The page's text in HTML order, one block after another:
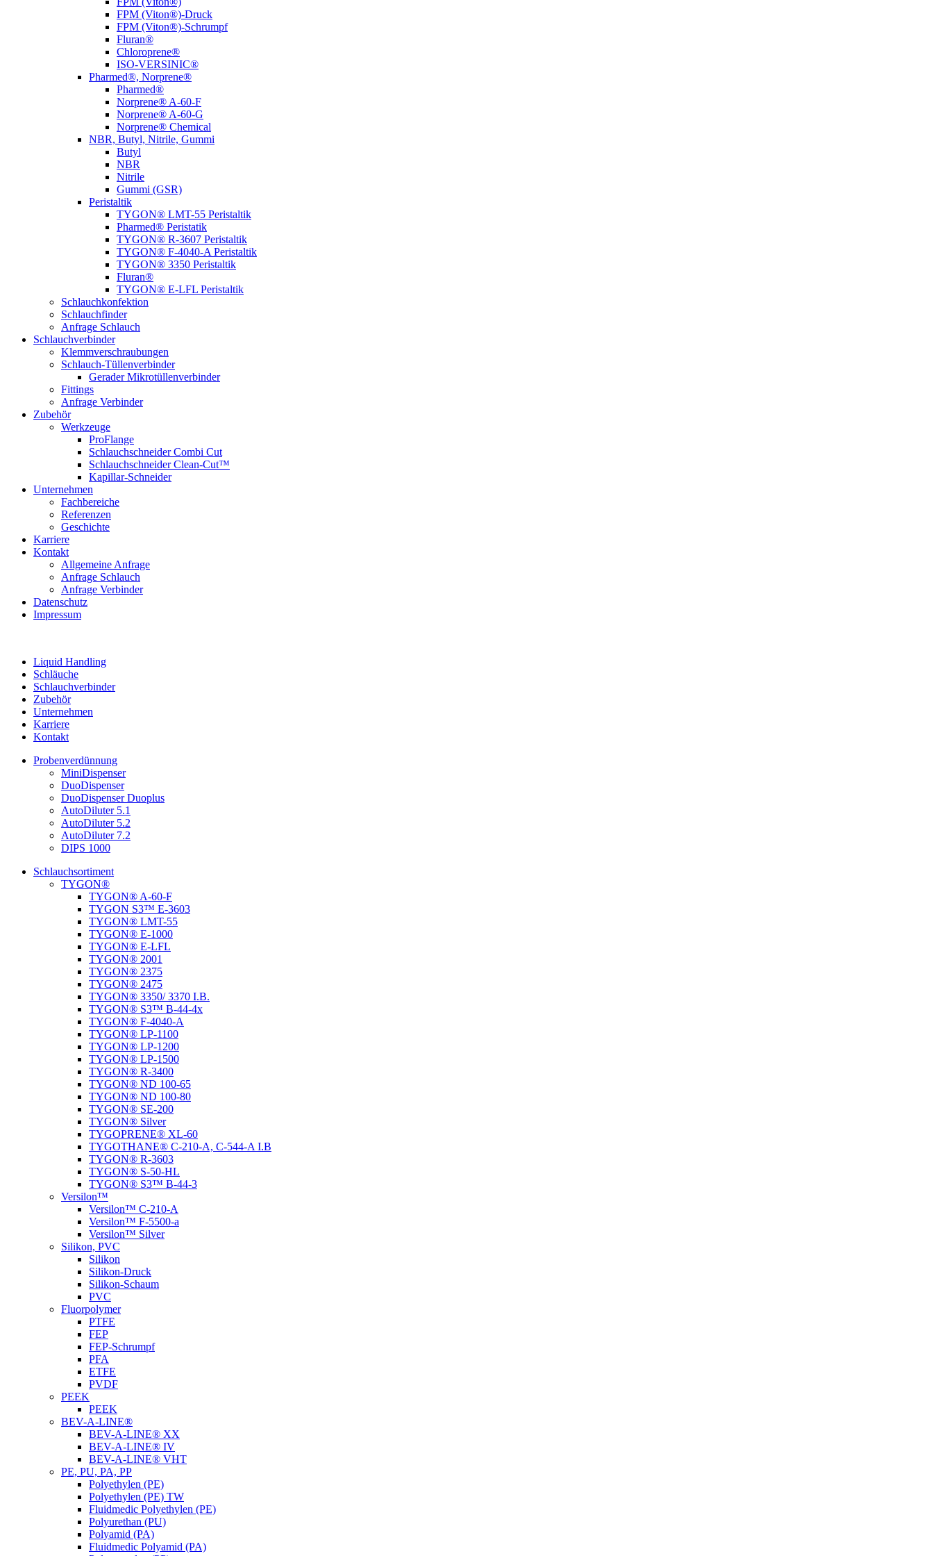
FPM (Viton®)-Druck
FPM (Viton®)-Schrumpf
Fluran®
Chloroprene®
ISO-VERSINIC®
Pharmed®, Norprene®
Pharmed®
Norprene® A-60-F
Norprene® A-60-G
Norprene® Chemical
NBR, Butyl, Nitrile, Gummi
Butyl
NBR
Nitrile
Gummi (GSR)
Peristaltik
TYGON® LMT-55 Peristaltik
Pharmed® Peristatik
TYGON® R-3607 Peristaltik
TYGON® F-4040-A Peristaltik
TYGON® 3350 Peristaltik
Fluran®
TYGON® E-LFL Peristaltik
Schlauchkonfektion
Schlauchfinder
Anfrage Schlauch
Schlauchverbinder
Klemmverschraubungen
Schlauch-Tüllenverbinder
Gerader Mikrotüllenverbinder
Fittings
Anfrage Verbinder
Zubehör
Werkzeuge
ProFlange
Schlauchschneider Combi Cut
Schlauchschneider Clean-Cut™
Kapillar-Schneider
Unternehmen
Fachbereiche
Referenzen
Geschichte
Karriere
Kontakt
Allgemeine Anfrage
Anfrage Schlauch
Anfrage Verbinder
Datenschutz
Impressum
Liquid Handling
Schläuche
Schlauchverbinder
Zubehör
Unternehmen
Karriere
Kontakt
Probenverdünnung
MiniDispenser
DuoDispenser
DuoDispenser Duoplus
AutoDiluter 5.1
AutoDiluter 5.2
AutoDiluter 7.2
DIPS 1000
Schlauchsortiment
TYGON®
TYGON® A-60-F
TYGON S3™ E-3603
TYGON® LMT-55
TYGON® E-1000
TYGON® E-LFL
TYGON® 2001
TYGON® 2375
TYGON® 2475
TYGON® 3350/ 3370 I.B.
TYGON® S3™ B-44-4x
TYGON® F-4040-A
TYGON® LP-1100
TYGON® LP-1200
TYGON® LP-1500
TYGON® R-3400
TYGON® ND 100-65
TYGON® ND 100-80
TYGON® SE-200
TYGON® Silver
TYGOPRENE® XL-60
TYGOTHANE® C-210-A, C-544-A I.B
TYGON® R-3603
TYGON® S-50-HL
TYGON® S3™ B-44-3
Versilon™
Versilon™ C-210-A
Versilon™ F-5500-a
Versilon™ Silver
Silikon, PVC
Silikon
Silikon-Druck
Silikon-Schaum
PVC
Fluorpolymer
PTFE
FEP
FEP-Schrumpf
PFA
ETFE
PVDF
PEEK
PEEK
BEV-A-LINE®
BEV-A-LINE® XX
BEV-A-LINE® IV
BEV-A-LINE® VHT
PE, PU, PA, PP
Polyethylen (PE)
Polyethylen (PE) TW
Fluidmedic Polyethylen (PE)
Polyurethan (PU)
Polyamid (PA)
Fluidmedic Polyamid (PA)